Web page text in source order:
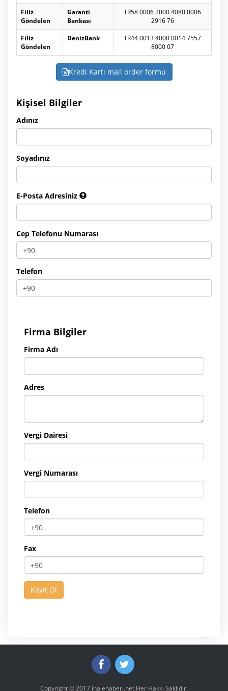
Filiz
Göndelen
Garanti
Bankası
TR58 0006 2000 4080 0006
2916 76
Filiz
Göndelen
DenizBank
TR44 0013 4000 0014 7557
8000 07
Kredi Kartı mail order formu
Kişisel Bilgiler
Adınız
Soyadınız
E-Posta Adresiniz
Cep Telefonu Numarası
Telefon
Firma Bilgiler
Firma Adı
Adres
Vergi Dairesi
Vergi Numarası
Telefon
Fax
Copyright © 2017 ihalehaberi.net Her Hakkı Saklıdır.